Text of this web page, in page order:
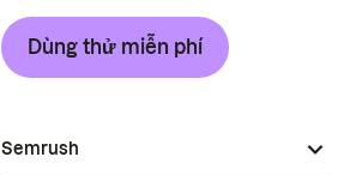
Dùng thử miễn phí
Semrush